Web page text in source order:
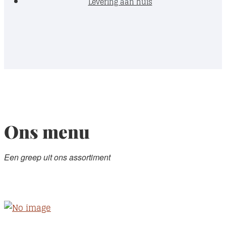
Ons menu
Een greep uit ons assortiment